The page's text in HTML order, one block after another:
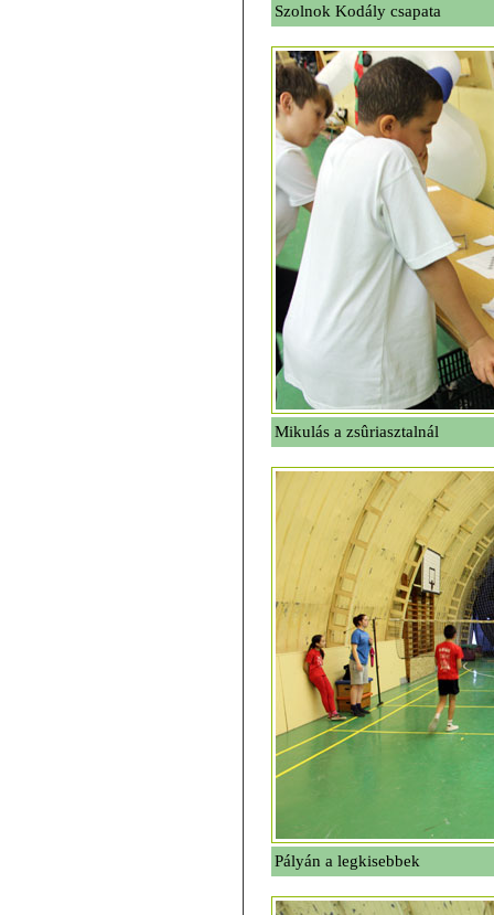
Szolnok Kodály csapata
Mikulás a zsûriasztalnál
Pályán a legkisebbek